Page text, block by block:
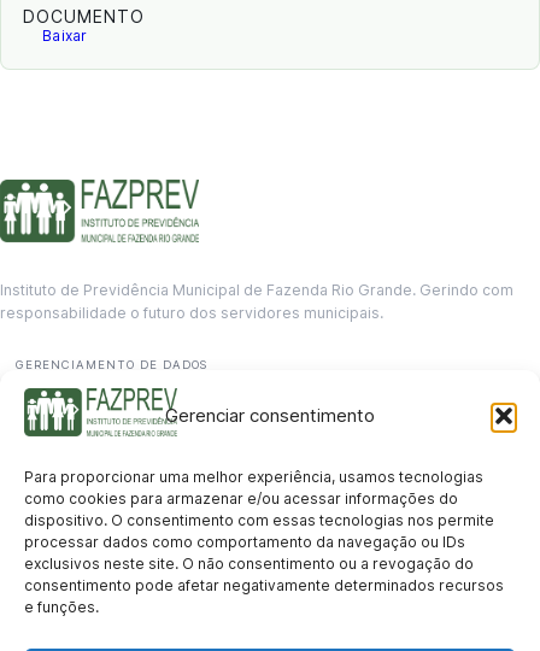
Gerenciar consentimento
Para proporcionar uma melhor experiência, usamos tecnologias
como cookies para armazenar e/ou acessar informações do
dispositivo. O consentimento com essas tecnologias nos permite
processar dados como comportamento da navegação ou IDs
exclusivos neste site. O não consentimento ou a revogação do
consentimento pode afetar negativamente determinados recursos
e funções.
DOCUMENTO
Baixar
Instituto de Previdência Municipal de Fazenda Rio Grande. Gerindo com
responsabilidade o futuro dos servidores municipais.
GERENCIAMENTO DE DADOS
Departamento de informação
contato@fazprev.pr.gov.br
(41) 3995-2146
Serviços
Aposentadoria Pensão por Morte Benefício por Invalidez Auxílio Doença
Holerite Online Protocolo Online
Transparência
Portal da Transparência